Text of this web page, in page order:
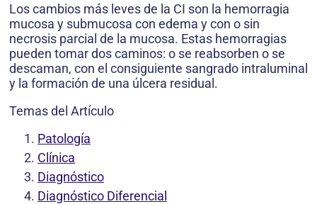
Los cambios más leves de la CI son la hemorragia
mucosa y submucosa con edema y con o sin
necrosis parcial de la mucosa. Estas hemorragias
pueden tomar dos caminos: o se reabsorben o se
descaman, con el consiguiente sangrado intraluminal
y la formación de una úlcera residual.
Temas del Artículo
Patología
Clínica
Diagnóstico
Diagnóstico Diferencial